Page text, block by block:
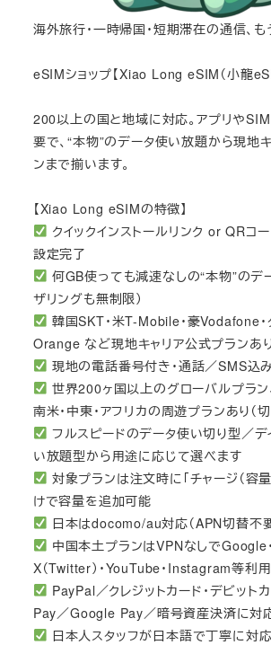
海外旅行・一時帰国・短期滞在の通信、も
eSIMショップ【Xiao Long eSIM（小龍
200以上の国と地域に対応。アプリや
要で、“本物”のデータ使い放題から現地
ンまで揃います。
【Xiao Long eSIMの特徴】
クイックインストールリンク or QRコ
設定完了
何GB使っても減速なしの“本物”のデ
ザリングも無制限）
韓国SKT・米T-Mobile・豪Vodafone・
Orange など現地キャリア公式プランあ
現地の電話番号付き・通話／SMS込
世界200ヶ国以上のグローバルプラン
南米・中東・アフリカの周遊プランあり（
フルスピードのデータ使い切り型／
い放題型から用途に応じて選べます
対象プランは注文時に「チャージ（容
けで容量を追加可能
日本はdocomo/au対応（APN切替不要
中国本土プランはVPNなしでGoogle
X（Twitter）・YouTube・Instagram等利
PayPal／クレジットカード・デビット
Pay／Google Pay／暗号資産決済に対
日本人スタッフが日本語で丁寧に対応